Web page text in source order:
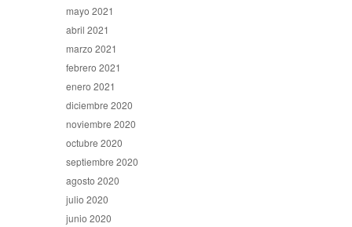
mayo 2021
abril 2021
marzo 2021
febrero 2021
enero 2021
diciembre 2020
noviembre 2020
octubre 2020
septiembre 2020
agosto 2020
julio 2020
junio 2020